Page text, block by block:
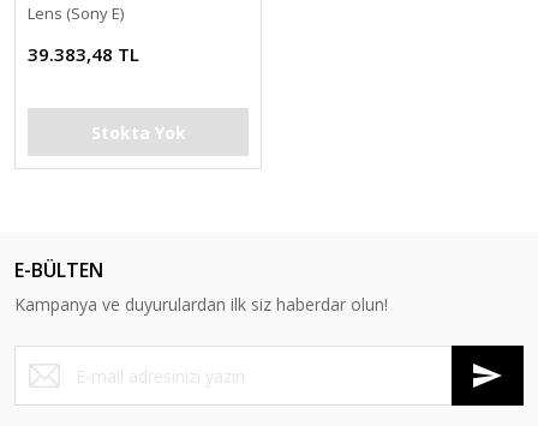
Lens (Sony E)
39.383,48 TL
Stokta Yok
E-BÜLTEN
Kampanya ve duyurulardan ilk siz haberdar olun!